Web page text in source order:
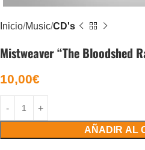
Inicio Music CD's
Mistweaver “The Bloodshed
10,00€
AÑADIR AL